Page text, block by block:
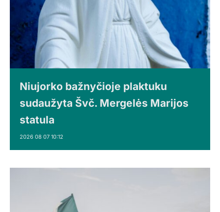
Niujorko bažnyčioje plaktuku
sudaužyta Švč. Mergelės Marijos
statula
2026 08 07 10:12